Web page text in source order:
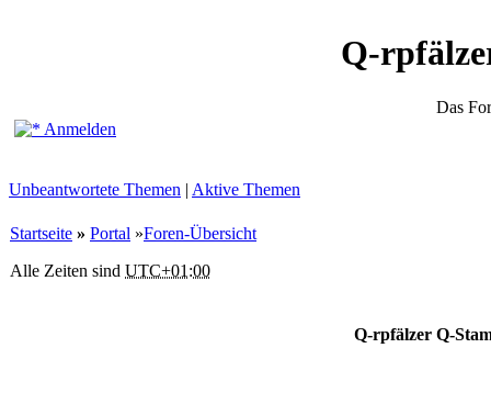
Q-
Das
Anmelden
Unbeantwortete Themen | Aktive Themen
Startseite » Portal »Foren-Übersicht
Alle Zeiten sind UTC+01:00
Q-rpfälzer Q-